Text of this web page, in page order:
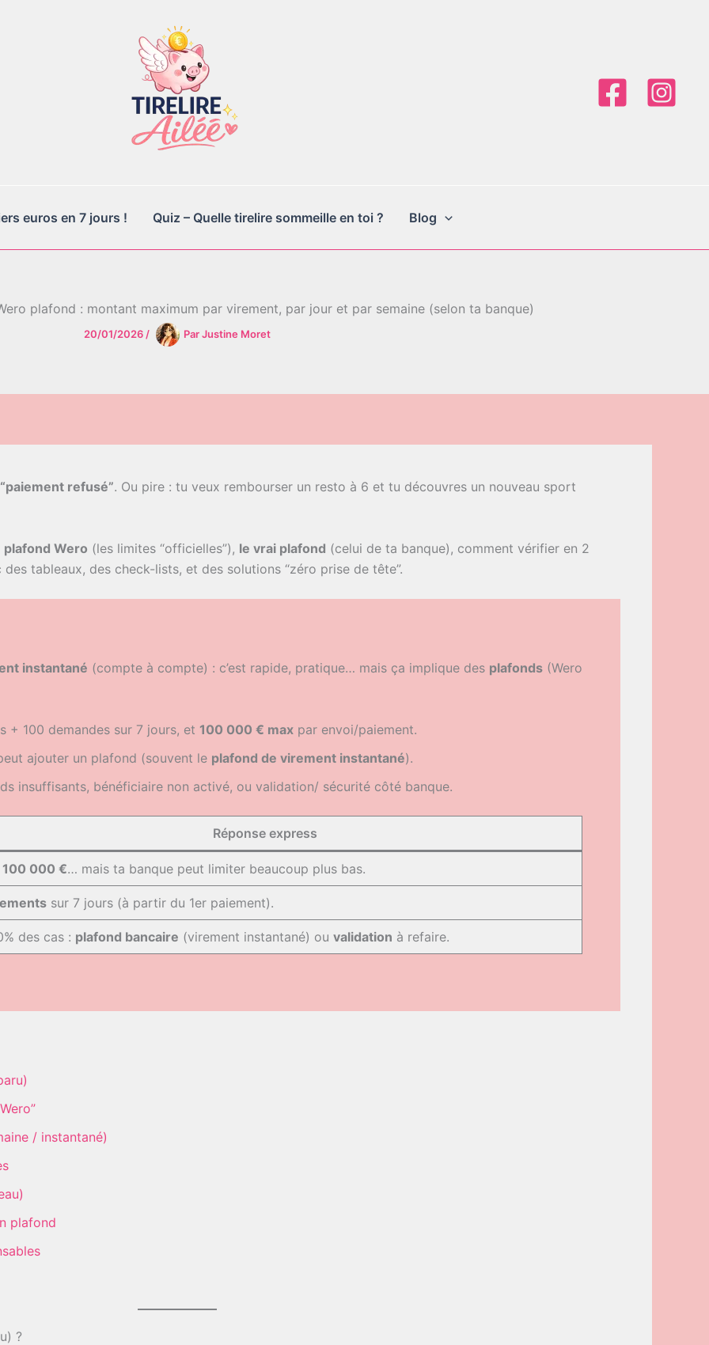
euros en 7 jours ! Quiz – Quelle tirelire sommeille en toi ? Blog
plafond : montant maximum par virement, par jour et par semaine (selon ta banque)
20/01/2026 / ParJustine Moret
“paiement refusé”. Ou pire : tu veux rembourser un resto à 6 et tu découvres un nouveau sport
plafond Wero (les limites “officielles”), le vrai plafond (celui de ta banque), comment vérifier en 2
tableaux, des check-lists, et des solutions “zéro prise de tête”.
instantané (compte à compte) : c’est rapide, pratique… mais ça implique des plafonds (Wero
+ 100 demandes sur 7 jours, et 100 000 € max par envoi/paiement.
ajouter un plafond (souvent le plafond de virement instantané).
insuffisants, bénéficiaire non activé, ou validation/ sécurité côté banque.
Réponse express
100 000 €… mais ta banque peut limiter beaucoup plus bas.
sur 7 jours (à partir du 1er paiement).
des cas : plafond bancaire (virement instantané) ou validation à refaire.
/ instantané)
plafond
?